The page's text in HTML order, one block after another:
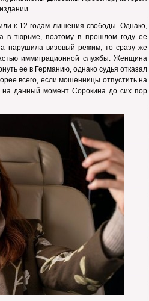
к 12 годам лишения свободы. Однако,
в тюрьме, поэтому в прошлом году ее
нарушила визовый режим, то сразу же
иммиграционной службы. Женщина
ее в Германию, однако судья отказал
всего, если мошенницы отпустить на
данный момент Сорокина до сих пор